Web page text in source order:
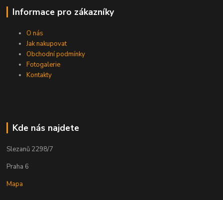
Informace pro zákazníky
O nás
Jak nakupovat
Obchodní podmínky
Fotogalerie
Kontakty
Kde nás najdete
Slezanů 2298/7
Praha 6
Mapa